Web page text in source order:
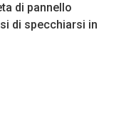
di pannello
di specchiarsi in